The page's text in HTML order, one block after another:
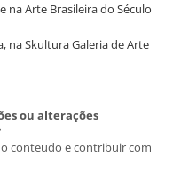
na Arte Brasileira do Século
na Skultura Galeria de Arte
ou alterações
conteudo e contribuir com